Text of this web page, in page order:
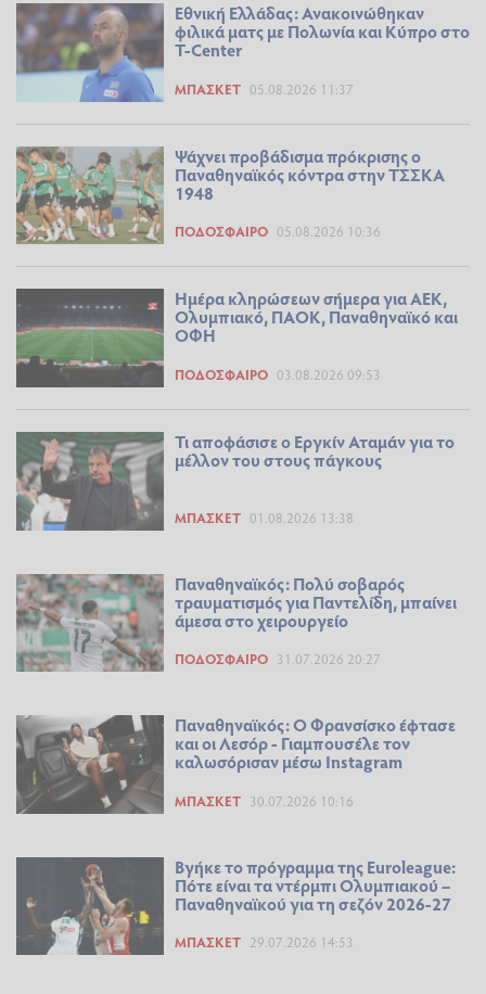
Εθνική Ελλάδας: Ανακοινώθηκαν
φιλικά ματς με Πολωνία και Κύπρο στο
T-Center
ΜΠΆΣΚΕΤ 05.08.2026 11:37
Ψάχνει προβάδισμα πρόκρισης ο
Παναθηναϊκός κόντρα στην ΤΣΣΚΑ
1948
ΠΟΔΌΣΦΑΙΡΟ 05.08.2026 10:36
Ημέρα κληρώσεων σήμερα για ΑΕΚ,
Ολυμπιακό, ΠΑΟΚ, Παναθηναϊκό και
ΟΦΗ
ΠΟΔΌΣΦΑΙΡΟ 03.08.2026 09:53
Τι αποφάσισε ο Εργκίν Αταμάν για το
μέλλον του στους πάγκους
ΜΠΆΣΚΕΤ 01.08.2026 13:38
Παναθηναϊκός: Πολύ σοβαρός
τραυματισμός για Παντελίδη, μπαίνει
άμεσα στο χειρουργείο
ΠΟΔΌΣΦΑΙΡΟ 31.07.2026 20:27
Παναθηναϊκός: Ο Φρανσίσκο έφτασε
και οι Λεσόρ - Γιαμπουσέλε τον
καλωσόρισαν μέσω Instagram
ΜΠΆΣΚΕΤ 30.07.2026 10:16
Βγήκε το πρόγραμμα της Euroleague:
Πότε είναι τα ντέρμπι Ολυμπιακού –
Παναθηναϊκού για τη σεζόν 2026-27
ΜΠΆΣΚΕΤ 29.07.2026 14:53